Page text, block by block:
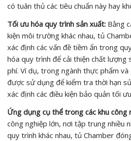
có tuân thủ các tiêu chuẩn này hay
Tối ưu hóa quy trình sản xuất: Bằng
kiện môi trường khác nhau, tủ
xác định các vấn đề tiềm ẩn trong
hóa quy trình để cải thiện chất lượng
phí. Ví dụ, trong ngành thực phẩm
được sử dụng để kiểm tra thời hạn
xác định các điều kiện bảo quản tối
Ứng dụng cụ thể trong các khu công
công nghiệp lớn, nơi tập trung nhiều
quy trình khác nhau, tủ Chamber